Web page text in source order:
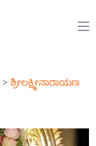
> ಶ್ರೀಲಕ್ಷ್ಮೀನಾರಾಯಣ